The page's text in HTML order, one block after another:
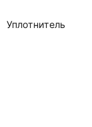
Уплотнитель